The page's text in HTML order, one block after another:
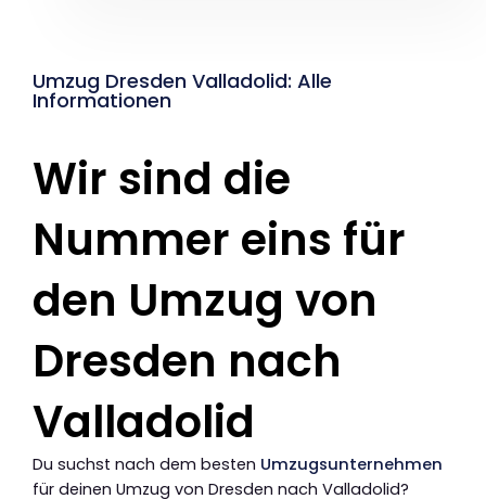
Umzug Dresden Valladolid: Alle
Informationen
Wir sind die
Nummer eins für
den Umzug von
Dresden nach
Valladolid
Du suchst nach dem besten Umzugsunternehmen
für deinen Umzug von Dresden nach Valladolid?